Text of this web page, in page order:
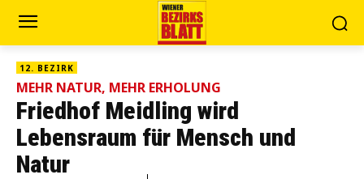
12. BEZIRK
MEHR NATUR, MEHR ERHOLUNG
Friedhof Meidling wird
Lebensraum für Mensch und
Natur